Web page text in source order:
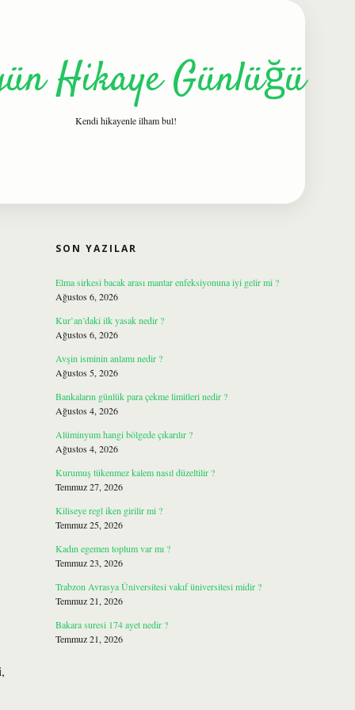
Hikaye Günlüğü
Kendi hikayenle ilham bul!
SON YAZILAR
Elma sirkesi bacak arası mantar enfeksiyonuna iyi gelir mi ?
Ağustos 6, 2026
Kur’an’daki ilk yasak nedir ?
Ağustos 6, 2026
Avşin isminin anlamı nedir ?
Ağustos 5, 2026
Bankaların günlük para çekme limitleri nedir ?
Ağustos 4, 2026
Alüminyum hangi bölgede çıkarılır ?
Ağustos 4, 2026
Kurumuş tükenmez kalem nasıl düzeltilir ?
Temmuz 27, 2026
Kiliseye regl iken girilir mi ?
Temmuz 25, 2026
Kadın egemen toplum var mı ?
Temmuz 23, 2026
Trabzon Avrasya Üniversitesi vakıf üniversitesi midir ?
Temmuz 21, 2026
Bakara suresi 174 ayet nedir ?
Temmuz 21, 2026